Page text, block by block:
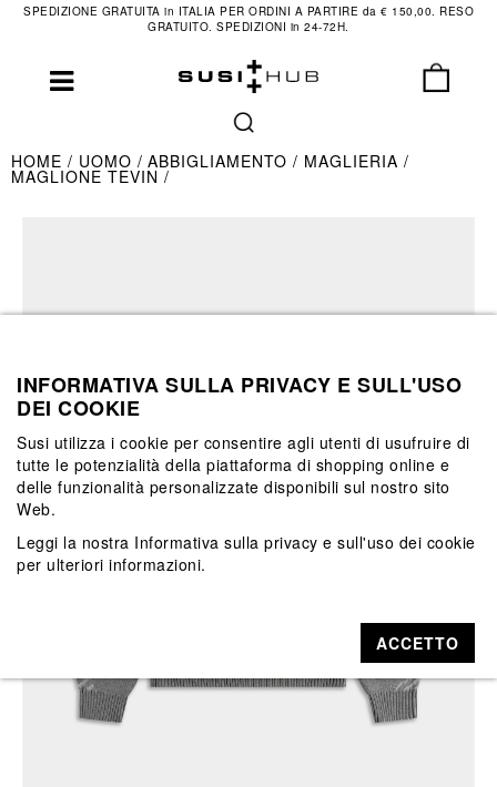
SPEDIZIONE GRATUITA in ITALIA PER ORDINI A PARTIRE da € 150,00. RESO
GRATUITO. SPEDIZIONI in 24-72H.
HOME UOMO ABBIGLIAMENTO MAGLIERIA
MAGLIONE TEVIN
INFORMATIVA SULLA PRIVACY E SULL'USO
DEI COOKIE
Susi utilizza i cookie per consentire agli utenti di usufruire di
tutte le potenzialità della piattaforma di shopping online e
delle funzionalità personalizzate disponibili sul nostro sito
Web.
Leggi la nostra Informativa sulla privacy e sull'uso dei cookie
per ulteriori informazioni.
ACCETTO